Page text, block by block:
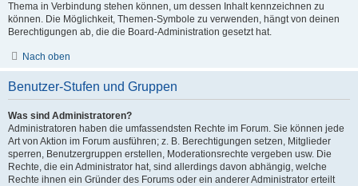
Thema in Verbindung stehen können, um dessen Inhalt kennzeichnen zu
können. Die Möglichkeit, Themen-Symbole zu verwenden, hängt von deinen
Berechtigungen ab, die die Board-Administration gesetzt hat.
Nach oben
Benutzer-Stufen und Gruppen
Was sind Administratoren?
Administratoren haben die umfassendsten Rechte im Forum. Sie können jede
Art von Aktion im Forum ausführen; z. B. Berechtigungen setzen, Mitglieder
sperren, Benutzergruppen erstellen, Moderationsrechte vergeben usw. Die
Rechte, die ein Administrator hat, sind allerdings davon abhängig, welche
Rechte ihnen ein Gründer des Forums oder ein anderer Administrator erteilt